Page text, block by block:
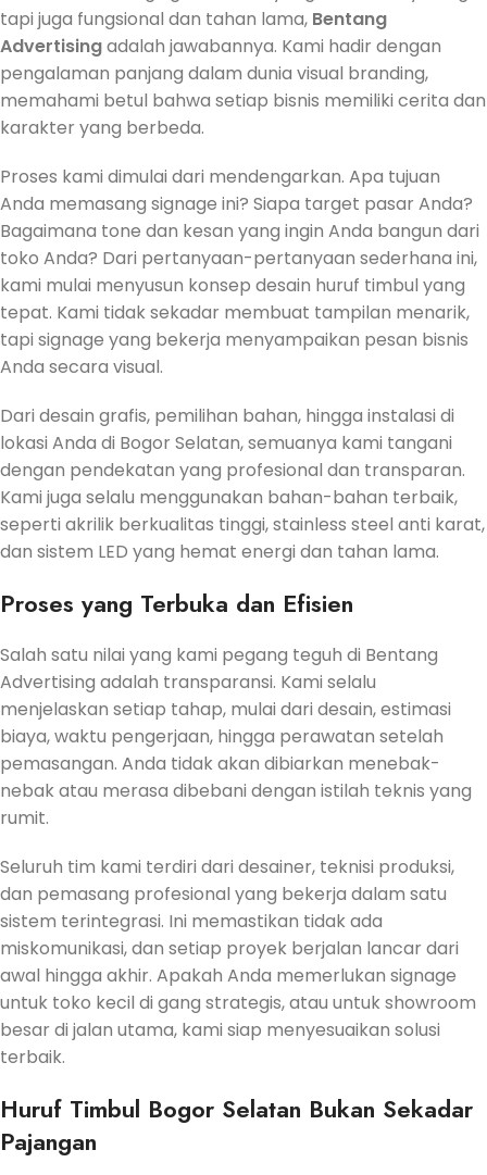
tapi juga fungsional dan tahan lama, Bentang
Advertisingadalah jawabannya. Kami hadir dengan
pengalaman panjang dalam dunia visual branding,
memahami betul bahwa setiap bisnis memiliki cerita dan
karakter yang berbeda.
Proses kami dimulai dari mendengarkan. Apa tujuan
Anda memasang signage ini? Siapa target pasar Anda?
Bagaimana tone dan kesan yang ingin Anda bangun dari
toko Anda? Dari pertanyaan-pertanyaan sederhana ini,
kami mulai menyusun konsep desain huruf timbul yang
tepat. Kami tidak sekadar membuat tampilan menarik,
tapi signage yang bekerja menyampaikan pesan bisnis
Anda secara visual.
Dari desain grafis, pemilihan bahan, hingga instalasi di
lokasi Anda di Bogor Selatan, semuanya kami tangani
dengan pendekatan yang profesional dan transparan.
Kami juga selalu menggunakan bahan-bahan terbaik,
seperti akrilik berkualitas tinggi, stainless steel anti karat,
dan sistem LED yang hemat energi dan tahan lama.
Proses yang Terbuka dan Efisien
Salah satu nilai yang kami pegang teguh di Bentang
Advertising adalah transparansi. Kami selalu
menjelaskan setiap tahap, mulai dari desain, estimasi
biaya, waktu pengerjaan, hingga perawatan setelah
pemasangan. Anda tidak akan dibiarkan menebak-
nebak atau merasa dibebani dengan istilah teknis yang
rumit.
Seluruh tim kami terdiri dari desainer, teknisi produksi,
dan pemasang profesional yang bekerja dalam satu
sistem terintegrasi. Ini memastikan tidak ada
miskomunikasi, dan setiap proyek berjalan lancar dari
awal hingga akhir. Apakah Anda memerlukan signage
untuk toko kecil di gang strategis, atau untuk showroom
besar di jalan utama, kami siap menyesuaikan solusi
terbaik.
Huruf Timbul Bogor Selatan Bukan Sekadar
Pajangan